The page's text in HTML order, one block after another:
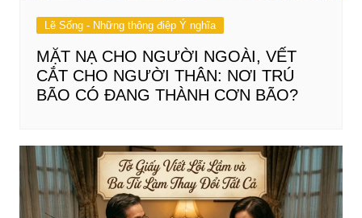
Lẽ Sống - Những thông điệp Ý nghĩa
MẶT NẠ CHO NGƯỜI NGOÀI, VẾT
CẮT CHO NGƯỜI THÂN: NƠI TRÚ
BÃO CÓ ĐANG THÀNH CƠN BÃO?